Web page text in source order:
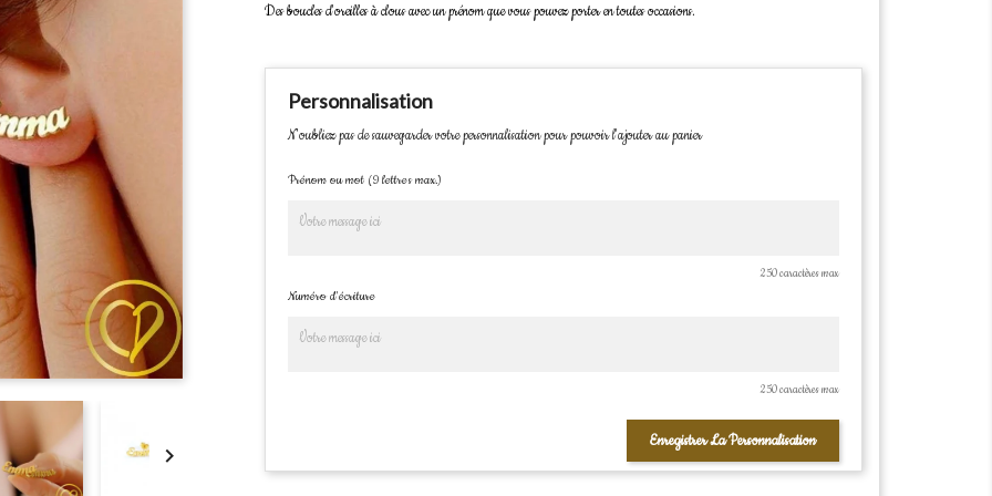

Des boucles d'oreilles à clous avec un prénom que vous pouvez porter en toutes occasions.
Personnalisation
N'oubliez pas de sauvegarder votre personnalisation pour pouvoir l'ajouter au panier
Prénom ou mot (9 lettres max.)
250 caractères max
Numéro d'écriture
250 caractères max
Enregistrer La Personnalisation